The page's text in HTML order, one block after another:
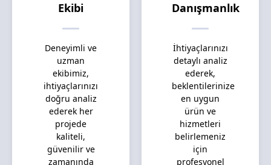
Ekibi
Deneyimli ve
uzman
ekibimiz,
ihtiyaçlarınızı
doğru analiz
ederek her
projede
kaliteli,
güvenilir ve
zamanında
Danışmanlık
İhtiyaçlarınızı
detaylı analiz
ederek,
beklentilerinize
en uygun
ürün ve
hizmetleri
belirlemeniz
için
profesyonel